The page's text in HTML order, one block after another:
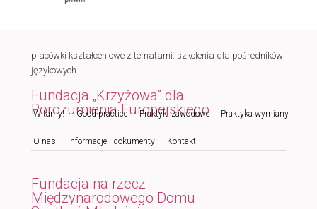
Menu
Przeskocz
do
tekstu
Przeskocz
do
widgetów
Witamy! Good practice Praktyki zawodowe Praktyka wymiany
O nas Informacje i dokumenty Kontakt
placówki kształceniowe z tematami: szkolenia dla pośredników
językowych
Fundacja „Krzyżowa” dla
Porozumienia Europejskiego
Fundacja na rzecz
Międzynarodowego Domu